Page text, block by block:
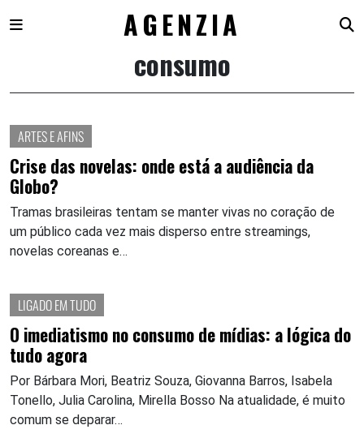
content
AGENZIA
consumo
ARTES E AFINS
Crise das novelas: onde está a audiência da
Globo?
Tramas brasileiras tentam se manter vivas no coração de
um público cada vez mais disperso entre streamings,
novelas coreanas e…
LIGADO EM TUDO
O imediatismo no consumo de mídias: a lógica do
tudo agora
Por Bárbara Mori, Beatriz Souza, Giovanna Barros, Isabela
Tonello, Julia Carolina, Mirella Bosso Na atualidade, é muito
comum se deparar…